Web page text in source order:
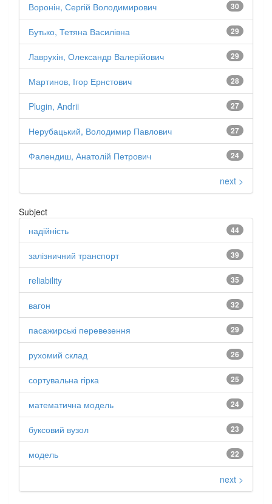
30
Воронін, Сергій Володимирович
29
Бутько, Тетяна Василівна
29
Лаврухін, Олександр Валерійович
28
Мартинов, Ігор Ернстович
27
Plugin, Andrii
27
Нерубацький, Володимир Павлович
24
Фалендиш, Анатолій Петрович
next >
Subject
44
надійність
39
залізничний транспорт
35
reliability
32
вагон
29
пасажирські перевезення
26
рухомий склад
25
сортувальна гірка
24
математична модель
23
буксовий вузол
22
модель
next >